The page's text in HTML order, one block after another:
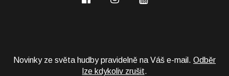
Novinky ze světa hudby pravidelně na Váš e-mail. Odběr
lze kdykoliv zrušit.